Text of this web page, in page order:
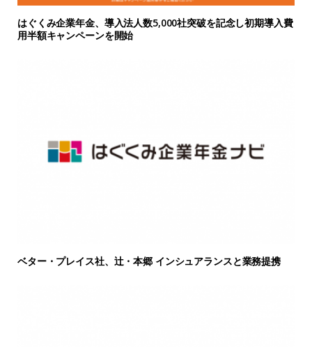
はぐくみ企業年金、導入法人数5,000社突破を記念し初期導入費
用半額キャンペーンを開始
ベター・プレイス社、辻・本郷 インシュアランスと業務提携